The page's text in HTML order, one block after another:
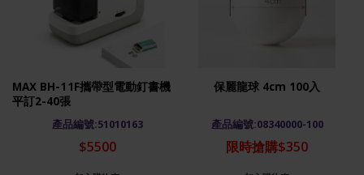
MAX BH-11F攜帶型電動釘書機
平訂2-40張
產品編號:51010163
$5500
保麗龍球 4cm 100入
產品編號:08340000-100
限時搶購$350